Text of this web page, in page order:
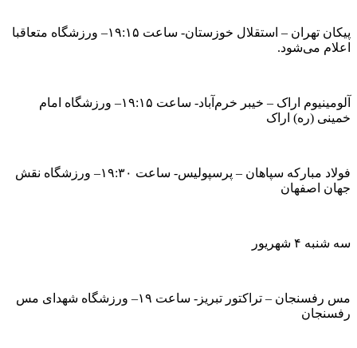
پیکان تهران – استقلال خوزستان- ساعت ۱۹:۱۵– ورزشگاه متعاقبا
اعلام می‌شود.
آلومینیوم اراک – خیبر خرم‌آباد- ساعت ۱۹:۱۵– ورزشگاه امام
خمینی (ره) اراک
فولاد مبارکه سپاهان – پرسپولیس- ساعت ۱۹:۳۰– ورزشگاه نقش
جهان اصفهان
سه شنبه ۴ شهریور
مس رفسنجان – تراکتور تبریز- ساعت ۱۹– ورزشگاه شهدای مس
رفسنجان